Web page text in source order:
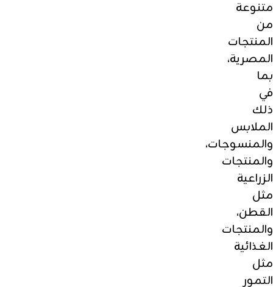
متنوعة
من
المنتجات
المصرية،
بما
في
ذلك
الملابس
والمنسوجات،
والمنتجات
الزراعية
مثل
القطن،
والمنتجات
الغذائية
مثل
التمور